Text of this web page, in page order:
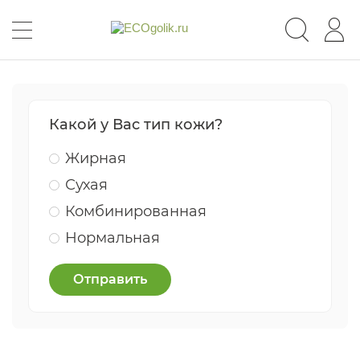
Какой у Вас тип кожи?
Жирная
Сухая
Комбинированная
Нормальная
Отправить